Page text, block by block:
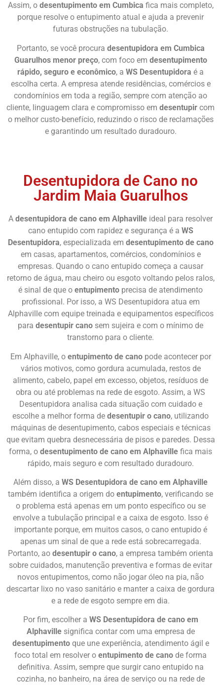
Assim, o desentupimento em Cumbica fica mais completo,
porque resolve o entupimento atual e ajuda a prevenir
futuras obstruções na tubulação.
Portanto, se você procura desentupidora em Cumbica
Guarulhos menor preço, com foco em desentupimento
rápido, seguro e econômico, a WS Desentupidora é a
escolha certa. A empresa atende residências, comércios e
condomínios em toda a região, sempre com atenção ao
cliente, linguagem clara e compromisso em desentupir com
o melhor custo-benefício, reduzindo o risco de reclamações
e garantindo um resultado duradouro.
Desentupidora de Cano no
Jardim Maia Guarulhos
A desentupidora de cano em Alphaville ideal para resolver
cano entupido com rapidez e segurança é a WS
Desentupidora, especializada em desentupimento de cano
em casas, apartamentos, comércios, condomínios e
empresas. Quando o cano entupido começa a causar
retorno de água, mau cheiro ou esgoto voltando pelos ralos,
é sinal de que o entupimento precisa de atendimento
profissional. Por isso, a WS Desentupidora atua em
Alphaville com equipe treinada e equipamentos específicos
para desentupir cano sem sujeira e com o mínimo de
transtorno para o cliente.
Em Alphaville, o entupimento de canopode acontecer por
vários motivos, como gordura acumulada, restos de
alimento, cabelo, papel em excesso, objetos, resíduos de
obra ou até problemas na rede de esgoto. Assim, a WS
Desentupidora analisa cada situação com cuidado e
escolhe a melhor forma de desentupir o cano, utilizando
máquinas de desentupimento, cabos especiais e técnicas
que evitam quebra desnecessária de pisos e paredes. Dessa
forma, o desentupimento de cano em Alphaville fica mais
rápido, mais seguro e com resultado duradouro.
Além disso, a WS Desentupidora de cano em Alphaville
também identifica a origem do entupimento, verificando se
o problema está apenas em um ponto específico ou se
envolve a tubulação principal e a caixa de esgoto. Isso é
importante porque, em muitos casos, o cano entupido é
apenas um sinal de que a rede está sobrecarregada.
Portanto, ao desentupir o cano, a empresa também orienta
sobre cuidados, manutenção preventiva e formas de evitar
novos entupimentos, como não jogar óleo na pia, não
descartar lixo no vaso sanitário e manter a caixa de gordura
e a rede de esgoto sempre em dia.
Por fim, escolher a WS Desentupidora de cano em
Alphavillesignifica contar com uma empresa de
desentupimentoque une experiência, atendimento ágil e
foco total em resolver o entupimento de cano de forma
definitiva. Assim, sempre que surgir cano entupido na
cozinha, no banheiro, na área de serviço ou na rede de